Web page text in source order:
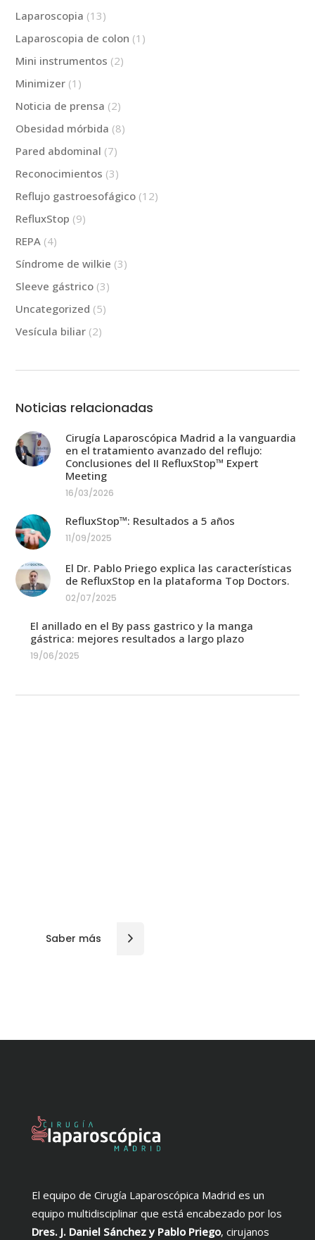
Laparoscopia (13)
Laparoscopia de colon (1)
Mini instrumentos (2)
Minimizer (1)
Noticia de prensa (2)
Obesidad mórbida (8)
Pared abdominal (7)
Reconocimientos (3)
Reflujo gastroesofágico (12)
RefluxStop (9)
REPA (4)
Síndrome de wilkie (3)
Sleeve gástrico (3)
Uncategorized (5)
Vesícula biliar (2)
Noticias relacionadas
Cirugía Laparoscópica Madrid a la vanguardia
en el tratamiento avanzado del reflujo:
Conclusiones del II RefluxStop™ Expert
Meeting
16/03/2026
RefluxStop™: Resultados a 5 años
11/09/2025
El Dr. Pablo Priego explica las características
de RefluxStop en la plataforma Top Doctors.
02/07/2025
El anillado en el By pass gastrico y la manga
gástrica: mejores resultados a largo plazo
19/06/2025
Saber más
El equipo de Cirugía Laparoscópica Madrid es un
equipo multidisciplinar que está encabezado por los
Dres. J. Daniel Sánchez y Pablo Priego, cirujanos